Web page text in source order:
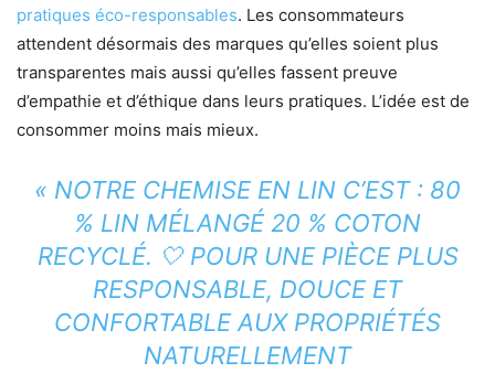
pratiques éco-responsables. Les consommateurs
attendent désormais des marques qu’elles soient plus
transparentes mais aussi qu’elles fassent preuve
d’empathie et d’éthique dans leurs pratiques. L’idée est de
consommer moins mais mieux.
« NOTRE CHEMISE EN LIN C’EST : 80
% LIN MÉLANGÉ 20 % COTON
RECYCLÉ. 🤍 POUR UNE PIÈCE PLUS
RESPONSABLE, DOUCE ET
CONFORTABLE AUX PROPRIÉTÉS
NATURELLEMENT